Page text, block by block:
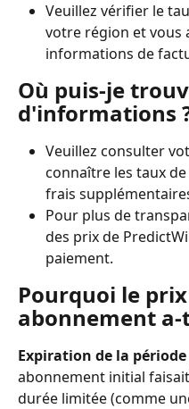
Veuillez vérifier le
votre région et vous
informations de
Où puis-je
d'informations
Veuillez consulter
connaître les taux
frais
Pour plus de
des prix de
paiement.
Pourquoi le
abonnement a-
Expiration de la
abonnement initial
durée limitée (comme